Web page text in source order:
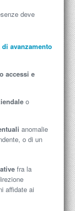
deve
di avanzamento
accessi e
o
anomalie
o di un
fra la
affidate ai